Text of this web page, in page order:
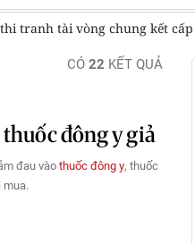
tranh tài vòng chung kết
CÓ 22 KẾT QUẢ
đông y giả
đau vào thuốc đông y, thuốc
mua.